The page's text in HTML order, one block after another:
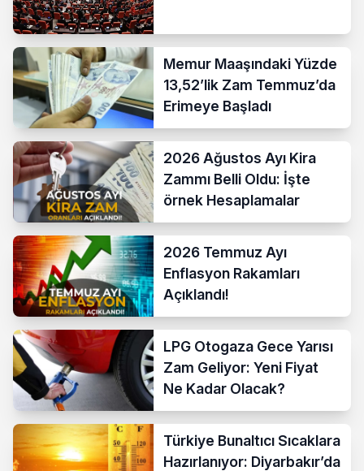
Memur Maaşındaki Yüzde
13,52’lik Zam Temmuz’da
Erimeye Başladı
2026 Ağustos Ayı Kira
Zammı Belli Oldu: İşte
örnek Hesaplamalar
2026 Temmuz Ayı
Enflasyon Rakamları
Açıklandı!
LPG Otogaza Gece Yarısı
Zam Geliyor: Yeni Fiyat
Ne Kadar Olacak?
Türkiye Bunaltıcı Sıcaklara
Hazırlanıyor: Diyarbakır’da